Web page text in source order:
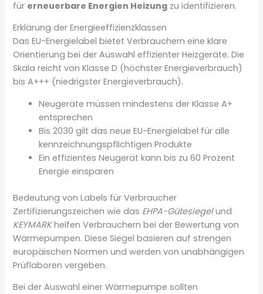
für erneuerbare Energien Heizung zu identifizieren.
Erklärung der Energieeffizienzklassen
Das EU-Energielabel bietet Verbrauchern eine klare
Orientierung bei der Auswahl effizienter Heizgeräte. Die
Skala reicht von Klasse D (höchster Energieverbrauch)
bis A+++ (niedrigster Energieverbrauch).
Neugeräte müssen mindestens der Klasse A+
entsprechen
Bis 2030 gilt das neue EU-Energielabel für alle
kennzeichnungspflichtigen Produkte
Ein effizientes Neugerät kann bis zu 60 Prozent
Energie einsparen
Bedeutung von Labels für Verbraucher
Zertifizierungszeichen wie das EHPA-Gütesiegelund
KEYMARKhelfen Verbrauchern bei der Bewertung von
Wärmepumpen. Diese Siegel basieren auf strengen
europäischen Normen und werden von unabhängigen
Prüflaboren vergeben.
Bei der Auswahl einer Wärmepumpe sollten